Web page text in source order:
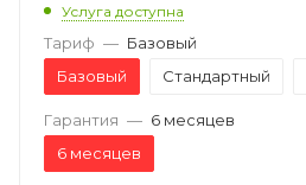
Услуга доступна
Тариф — Базовый
Базовый
Стандартный
Гарантия — 6 месяцев
6 месяцев